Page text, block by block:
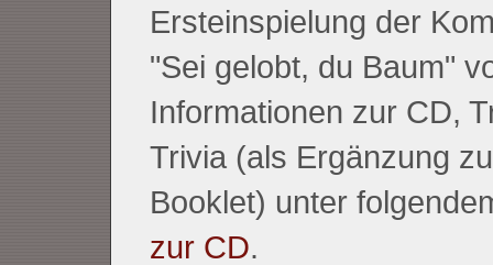
Ersteinspielung der
"Sei gelobt, du Baum"
Informationen zur CD,
Trivia (als Ergänzung
Booklet) unter
zur CD.